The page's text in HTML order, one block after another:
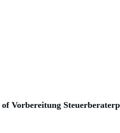
of Vorbereitung